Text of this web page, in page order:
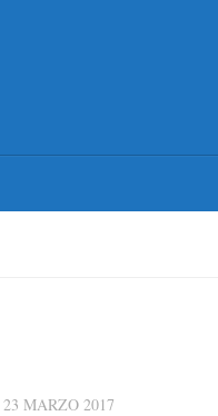
23 MARZO 2017